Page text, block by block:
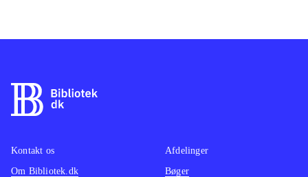
Kontakt os
Om Bibliotek.dk
Afdelinger
Bøger